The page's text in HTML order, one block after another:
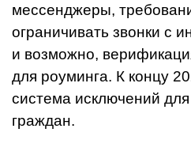
мессенджеры,
ограничивать звонки с
и возможно,
для роуминга. К концу
система исключений
граждан.